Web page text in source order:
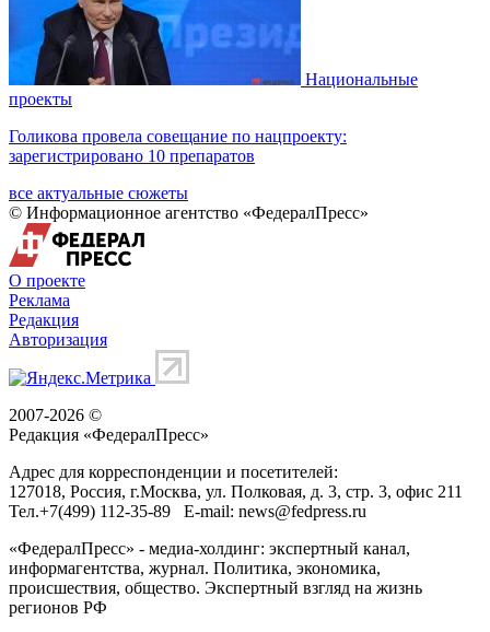
Национальные
проекты
Голикова провела совещание по нацпроекту:
зарегистрировано 10 препаратов
все актуальные сюжеты
© Информационное агентство «ФедералПресс»
О проекте
Реклама
Редакция
Авторизация
2007-2026 ©
Редакция «ФедералПресс»
Адрес для корреспонденции и посетителей:
127018, Россия, г.Москва, ул. Полковая, д. 3, стр. 3, офис 211
Тел.+7(499) 112-35-89 E-mail: news@fedpress.ru
«ФедералПресс» - медиа-холдинг: экспертный канал,
информагентства, журнал. Политика, экономика,
происшествия, общество. Экспертный взгляд на жизнь
регионов РФ